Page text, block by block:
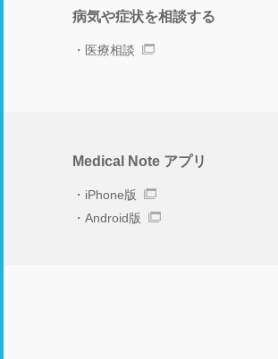
病気や症状を相談する
医療相談
Medical Note アプリ
iPhone版
Android版